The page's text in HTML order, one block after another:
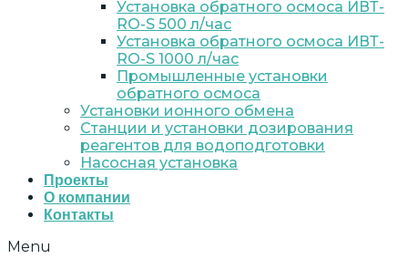
Установка обратного осмоса ИВТ-
RO-S 500 л/час
Установка обратного осмоса ИВТ-
RO-S 1000 л/час
Промышленные установки
обратного осмоса
Установки ионного обмена
Станции и установки дозирования
реагентов для водоподготовки
Насосная установка
Проекты
О компании
Контакты
Menu